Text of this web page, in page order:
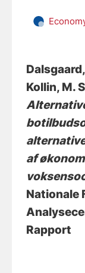
Kollin, M.
af
Nationale
Rapport